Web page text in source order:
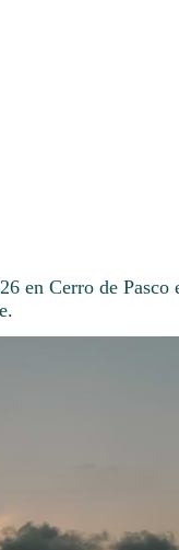
en Cerro de Pasco